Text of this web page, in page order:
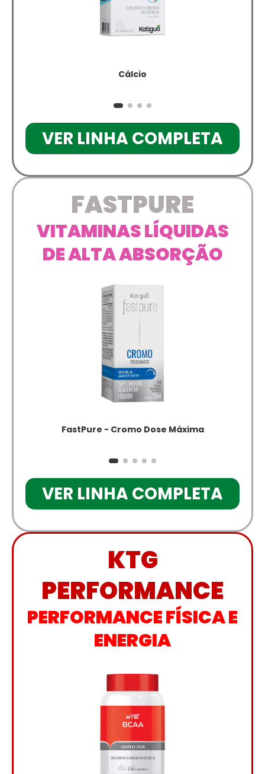
Cálcio
VER LINHA COMPLETA
FASTPURE
VITAMINAS LÍQUIDAS
DE ALTA ABSORÇÃO
FastPure - Cromo Dose Máxima
VER LINHA COMPLETA
KTG
PERFORMANCE
PERFORMANCE FÍSICA E
ENERGIA